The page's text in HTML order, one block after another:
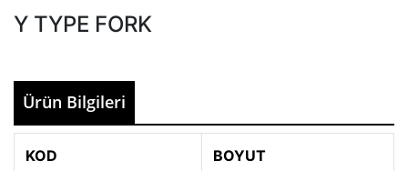
Y TYPE FORK
Ürün Bilgileri
KOD BOYUT